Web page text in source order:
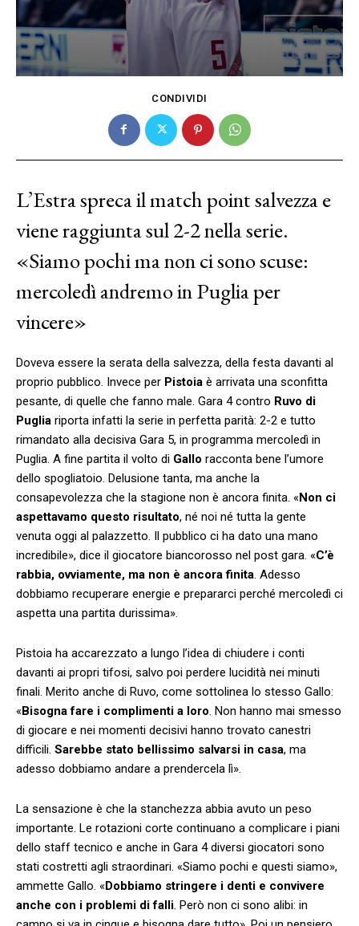
CONDIVIDI
L’Estra spreca il match point salvezza e
viene raggiunta sul 2-2 nella serie.
«Siamo pochi ma non ci sono scuse:
mercoledì andremo in Puglia per
vincere»
Doveva essere la serata della salvezza, della festa davanti al
proprio pubblico. Invece per Pistoia è arrivata una sconfitta
pesante, di quelle che fanno male. Gara 4 contro Ruvo di
Puglia riporta infatti la serie in perfetta parità: 2-2 e tutto
rimandato alla decisiva Gara 5, in programma mercoledì in
Puglia. A fine partita il volto di Gallo racconta bene l’umore
dello spogliatoio. Delusione tanta, ma anche la
consapevolezza che la stagione non è ancora finita. «Non ci
aspettavamo questo risultato, né noi né tutta la gente
venuta oggi al palazzetto. Il pubblico ci ha dato una mano
incredibile», dice il giocatore biancorosso nel post gara. «C’è
rabbia, ovviamente, ma non è ancora finita. Adesso
dobbiamo recuperare energie e prepararci perché mercoledì ci
aspetta una partita durissima».
Pistoia ha accarezzato a lungo l’idea di chiudere i conti
davanti ai propri tifosi, salvo poi perdere lucidità nei minuti
finali. Merito anche di Ruvo, come sottolinea lo stesso Gallo:
«Bisogna fare i complimenti a loro. Non hanno mai smesso
di giocare e nei momenti decisivi hanno trovato canestri
difficili. Sarebbe stato bellissimo salvarsi in casa, ma
adesso dobbiamo andare a prendercela lì».
La sensazione è che la stanchezza abbia avuto un peso
importante. Le rotazioni corte continuano a complicare i piani
dello staff tecnico e anche in Gara 4 diversi giocatori sono
stati costretti agli straordinari. «Siamo pochi e questi siamo»,
ammette Gallo. «Dobbiamo stringere i denti e convivere
anche con i problemi di falli. Però non ci sono alibi: in